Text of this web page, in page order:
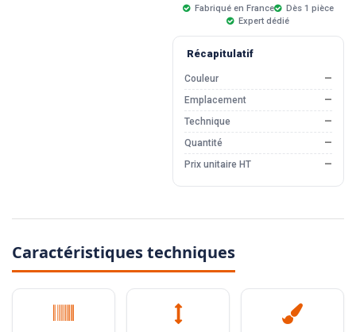
Fabriqué en France
Dès 1 pièce
Expert dédié
Récapitulatif
Couleur
—
Emplacement
—
Technique
—
Quantité
—
Prix unitaire HT
—
Caractéristiques techniques